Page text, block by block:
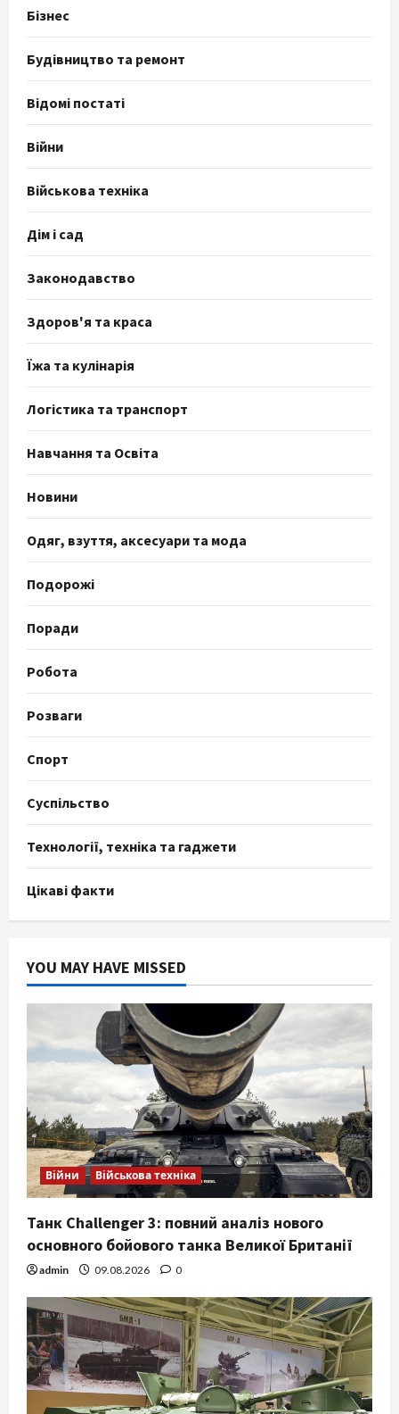
Бізнес
Будівництво та ремонт
Відомі постаті
Війни
Військова техніка
Дім і сад
Законодавство
Здоров'я та краса
Їжа та кулінарія
Логістика та транспорт
Навчання та Освіта
Новини
Одяг, взуття, аксесуари та мода
Подорожі
Поради
Робота
Розваги
Спорт
Суспільство
Технології, техніка та гаджети
Цікаві факти
YOU MAY HAVE MISSED
Війни Військова техніка
Танк Challenger 3: повний аналіз нового
основного бойового танка Великої Британії
admin 09.08.2026 0